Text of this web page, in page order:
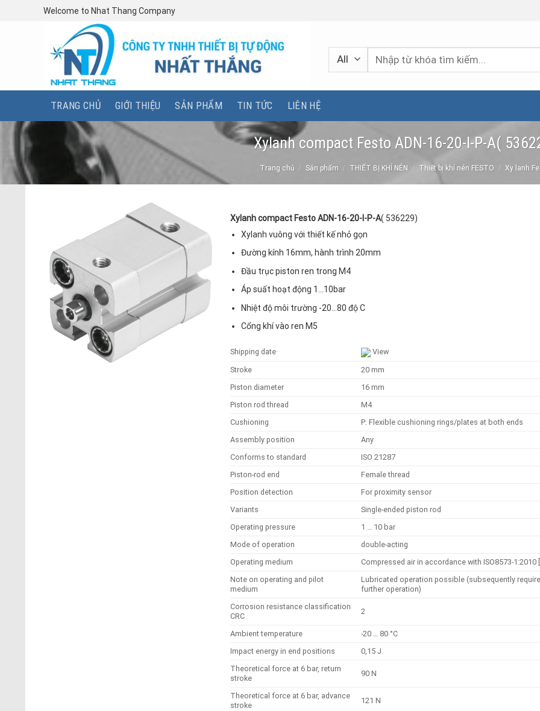
Welcome to Nhat Thang Company
Tìm
TRANG CHỦ GIỚI THIỆU SẢN PHẨM TIN TỨC LIÊN HỆ
Xylanh compact Festo ADN-16-20-I-P-A(
Trang chủ / Sản phẩm / THIẾT BỊ KHÍ NÉN / Thiết bị khí nén FESTO / Xy lanh
Xylanh compact Festo ADN-16-20-I-P-A( 536229)
Xylanh vuông với thiết kế nhỏ gọn
Đường kính 16mm, hành trình 20mm
Đầu trục piston ren trong M4
Áp suất hoạt động 1…10bar
Nhiệt độ môi trường -20…80 độ C
Cổng khí vào ren M5
Shipping date
View
Stroke
20 mm
Piston diameter
16 mm
Piston rod thread
M4
Cushioning
P: Flexible cushioning rings/plates at both ends
Assembly position
Any
Conforms to standard
ISO 21287
Piston-rod end
Female thread
Position detection
For proximity sensor
Variants
Single-ended piston rod
Operating pressure
1 … 10 bar
Mode of operation
double-acting
Operating medium
Compressed air in accordance with ISO8573-1:2010
Note on operating and pilot
medium
Lubricated operation possible (subsequently
further operation)
Corrosion resistance classification
CRC
2
Ambient temperature
-20 … 80 °C
Impact energy in end positions
0,15 J
Theoretical force at 6 bar, return
stroke
90 N
Theoretical force at 6 bar, advance
stroke
121 N